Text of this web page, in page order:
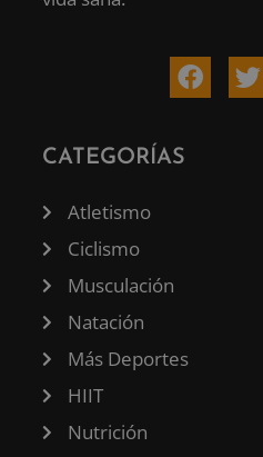
CATEGORÍAS
Atletismo
Ciclismo
Musculación
Natación
Más Deportes
HIIT
Nutrición